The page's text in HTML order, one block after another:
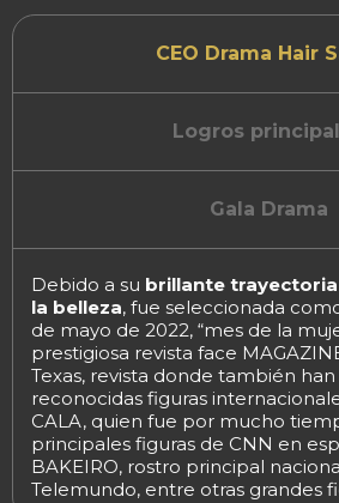
CEO Drama Hair
Logros
Gala Drama
Debido a su brillante
la belleza, fue seleccionada
de mayo de 2022, “mes de la
prestigiosa revista face
Texas, revista donde también
reconocidas figuras
CALA, quien fue por mucho
principales figuras de CNN en
BAKEIRO, rostro principal
Telemundo, entre otras grandes